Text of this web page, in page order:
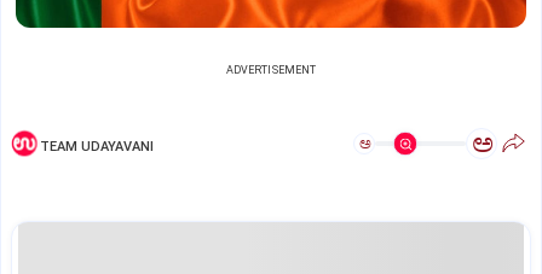
ADVERTISEMENT
TEAM UDAYAVANI ಅ ಅ